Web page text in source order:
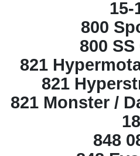
15-
800
800 SS
821
821
821 Monster /
18
848